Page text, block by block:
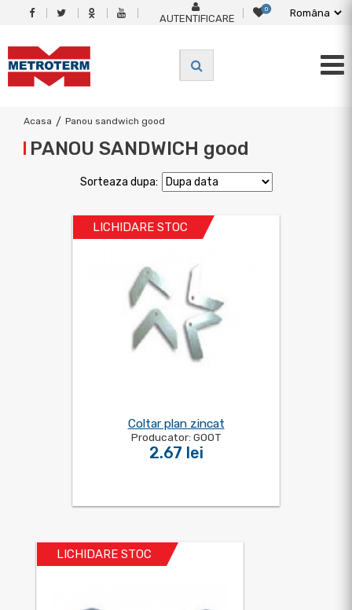
AUTENTIFICARE
0
Acasa / Panou sandwich good
PANOU SANDWICH good
Sorteaza dupa:
LICHIDARE STOC
Coltar plan zincat
Producator: GOOT
2.67 lei
LICHIDARE STOC